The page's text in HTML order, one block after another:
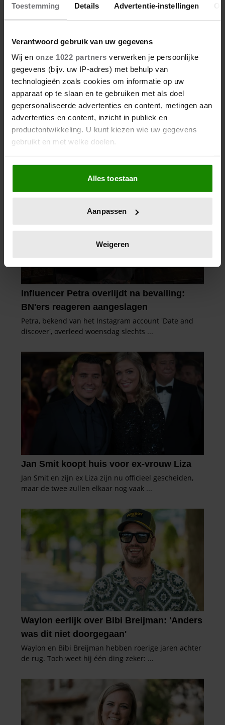
Toestemming Details Advertentie-instellingen
Verantwoord gebruik van uw gegevens
Wij en onze 1022 partners verwerken je persoonlijke
gegevens (bijv. uw IP-adres) met behulp van
technologieën zoals cookies om informatie op uw
apparaat op te slaan en te gebruiken met als doel
gepersonaliseerde advertenties en content, metingen aan
advertenties en content, inzicht in publiek en
productontwikkeling. U kunt kiezen wie uw gegevens
gebruikt en met welke doelen.
Als u het toestaat, willen we ook graag:
Informatie verzamelen over uw geografische
locatie, die tot een paar meter nauwkeurig kan zijn
scannen op specifieke eigenschappen (fingerprinting)
verwerkt en stel uw voorkeuren in het
intrekken in de Cookieverklaring.
We gebruiken cookies om content en advertenties te
personaliseren, om functies voor social media te bieden
en om ons websiteverkeer te analyseren. Ook delen we
informatie over uw gebruik van onze site met onze
partners voor social media, adverteren en analyse. Deze
partners kunnen deze gegevens combineren met andere
informatie die u aan ze heeft verstrekt of die ze hebben
verzameld op basis van uw gebruik van hun services. U
gaat akkoord met onze cookies als u onze website blijft
gebruiken.
Alles toestaan
Aanpassen
Weigeren
06/08/2026
FAMILIE PEREZ HILTON DEELT
HOOPVOLLE UPDATE: ‘HIJ KAN
COMMUNICEREN’